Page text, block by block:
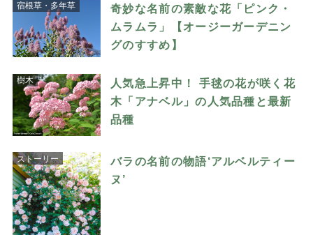
宿根草・多年草
奇妙な名前の素敵な花「ピンク・
ムラムラ」【オージーガーデニン
グのすすめ】
樹木
人気急上昇中！ 手毬の花が咲く花
木「アナベル」の人気品種と最新
品種
ストーリー
バラの名前の物語‘アルベルティー
ヌ’